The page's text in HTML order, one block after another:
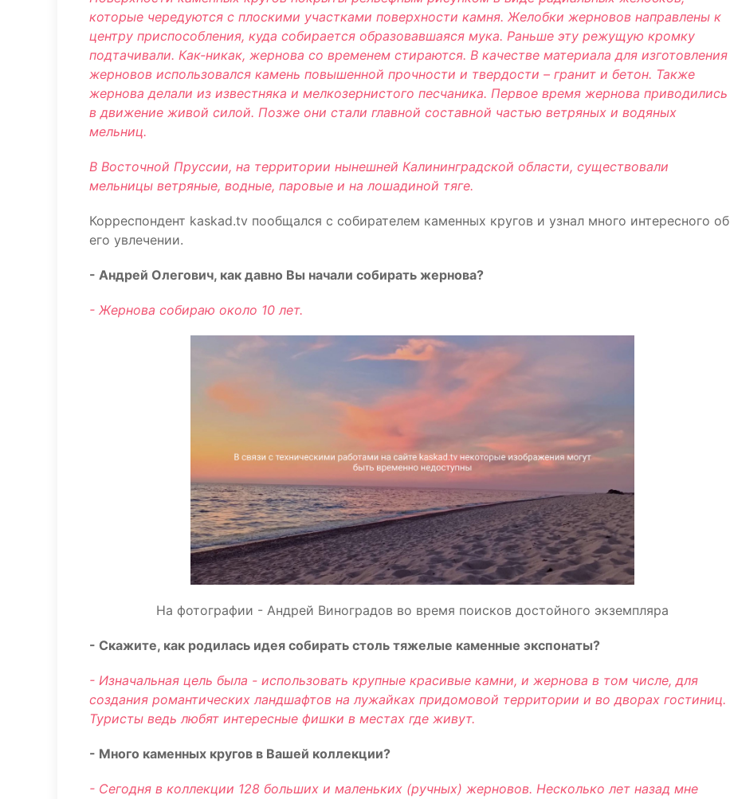
которые чередуются с плоскими участками поверхности камня. Желобки жерновов направлены к
центру приспособления, куда собирается образовавшаяся мука. Раньше эту режущую кромку
подтачивали. Как-никак, жернова со временем стираются. В качестве материала для изготовления
жерновов использовался камень повышенной прочности и твердости – гранит и бетон. Также
жернова делали из известняка и мелкозернистого песчаника. Первое время жернова приводились
в движение живой силой. Позже они стали главной составной частью ветряных и водяных
мельниц.
В Восточной Пруссии, на территории нынешней Калининградской области, существовали
мельницы ветряные, водные, паровые и на лошадиной тяге.
Корреспондент kaskad.tv пообщался с собирателем каменных кругов и узнал много интересного об
его увлечении.
- Андрей Олегович, как давно Вы начали собирать жернова?
- Жернова собираю около 10 лет.
На фотографии - Андрей Виноградов во время поисков достойного экземпляра
- Скажите, как родилась идея собирать столь тяжелые каменные экспонаты?
- Изначальная цель была - использовать крупные красивые камни, и жернова в том числе, для
создания романтических ландшафтов на лужайках придомовой территории и во дворах гостиниц.
Туристы ведь любят интересные фишки в местах где живут.
- Много каменных кругов в Вашей коллекции?
- Сегодня в коллекции 128 больших и маленьких (ручных) жерновов. Несколько лет назад мне